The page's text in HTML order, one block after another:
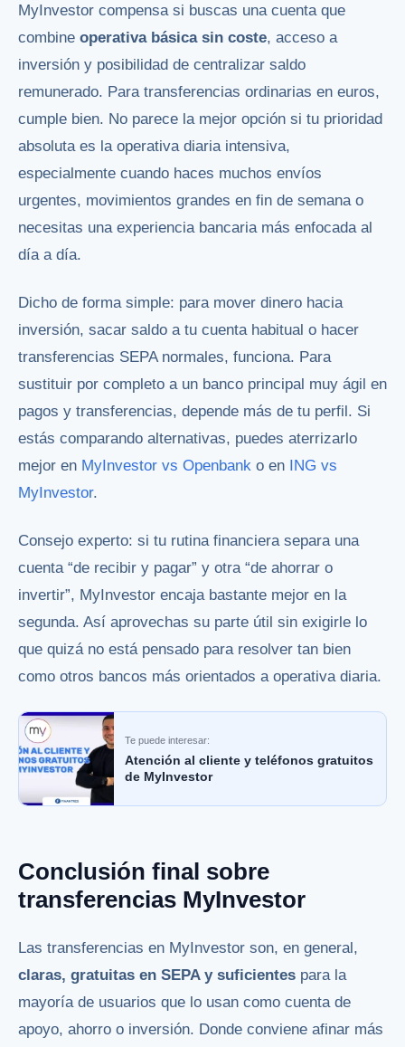
MyInvestor compensa si buscas una cuenta que
combine operativa básica sin coste, acceso a
inversión y posibilidad de centralizar saldo
remunerado. Para transferencias ordinarias en euros,
cumple bien. No parece la mejor opción si tu prioridad
absoluta es la operativa diaria intensiva,
especialmente cuando haces muchos envíos
urgentes, movimientos grandes en fin de semana o
necesitas una experiencia bancaria más enfocada al
día a día.
Dicho de forma simple: para mover dinero hacia
inversión, sacar saldo a tu cuenta habitual o hacer
transferencias SEPA normales, funciona. Para
sustituir por completo a un banco principal muy ágil en
pagos y transferencias, depende más de tu perfil. Si
estás comparando alternativas, puedes aterrizarlo
mejor en MyInvestor vs Openbank o en ING vs
MyInvestor.
Consejo experto: si tu rutina financiera separa una
cuenta “de recibir y pagar” y otra “de ahorrar o
invertir”, MyInvestor encaja bastante mejor en la
segunda. Así aprovechas su parte útil sin exigirle lo
que quizá no está pensado para resolver tan bien
como otros bancos más orientados a operativa diaria.
Te puede interesar:
Atención al cliente y teléfonos gratuitos
de MyInvestor
Conclusión final sobre
transferencias MyInvestor
Las transferencias en MyInvestor son, en general,
claras, gratuitas en SEPA y suficientes para la
mayoría de usuarios que lo usan como cuenta de
apoyo, ahorro o inversión. Donde conviene afinar más